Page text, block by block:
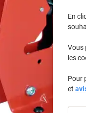
En
Vous
les
Pour
et